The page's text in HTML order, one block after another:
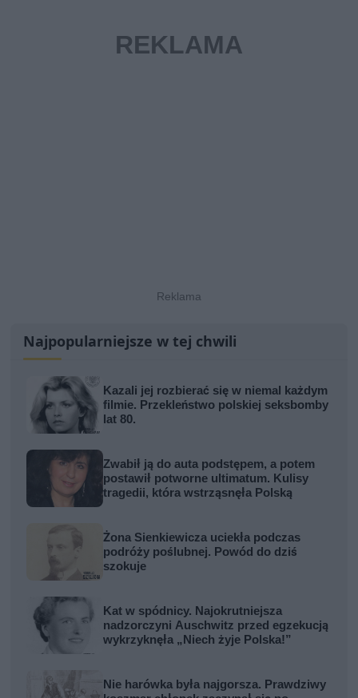
Najpopularniejsze w tej chwili
Kazali jej rozbierać się w niemal każdym
filmie. Przekleństwo polskiej seksbomby
lat 80.
Zwabił ją do auta podstępem, a potem
postawił potworne ultimatum. Kulisy
tragedii, która wstrząsnęła Polską
Żona Sienkiewicza uciekła podczas
podróży poślubnej. Powód do dziś
szokuje
Kat w spódnicy. Najokrutniejsza
nadzorczyni Auschwitz przed egzekucją
wykrzyknęła „Niech żyje Polska!”
Nie harówka była najgorsza. Prawdziwy